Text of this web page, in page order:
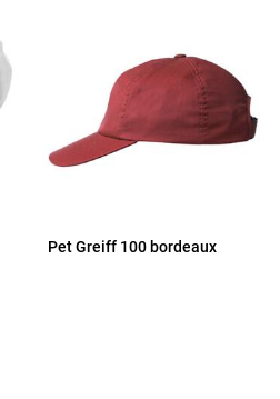
Pet Greiff 100 bordeaux